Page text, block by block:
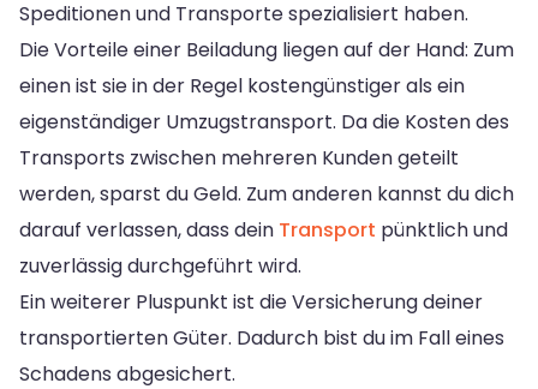
Speditionen und Transporte spezialisiert haben.
Die Vorteile einer Beiladung liegen auf der Hand: Zum
einen ist sie in der Regel kostengünstiger als ein
eigenständiger Umzugstransport. Da die Kosten des
Transports zwischen mehreren Kunden geteilt
werden, sparst du Geld. Zum anderen kannst du dich
darauf verlassen, dass dein Transport pünktlich und
zuverlässig durchgeführt wird.
Ein weiterer Pluspunkt ist die Versicherung deiner
transportierten Güter. Dadurch bist du im Fall eines
Schadens abgesichert.